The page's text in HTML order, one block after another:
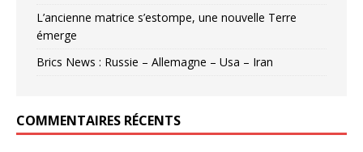
L’ancienne matrice s’estompe, une nouvelle Terre
émerge
Brics News : Russie – Allemagne – Usa – Iran
COMMENTAIRES RÉCENTS